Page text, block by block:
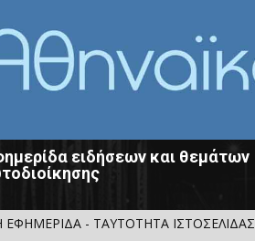
ειδήσεων και θεμάτων
ΕΦΗΜΕΡΙΔΑ - ΤΑΥΤΟΤΗΤΑ ΙΣΤΟΣΕΛΙΔΑΣ